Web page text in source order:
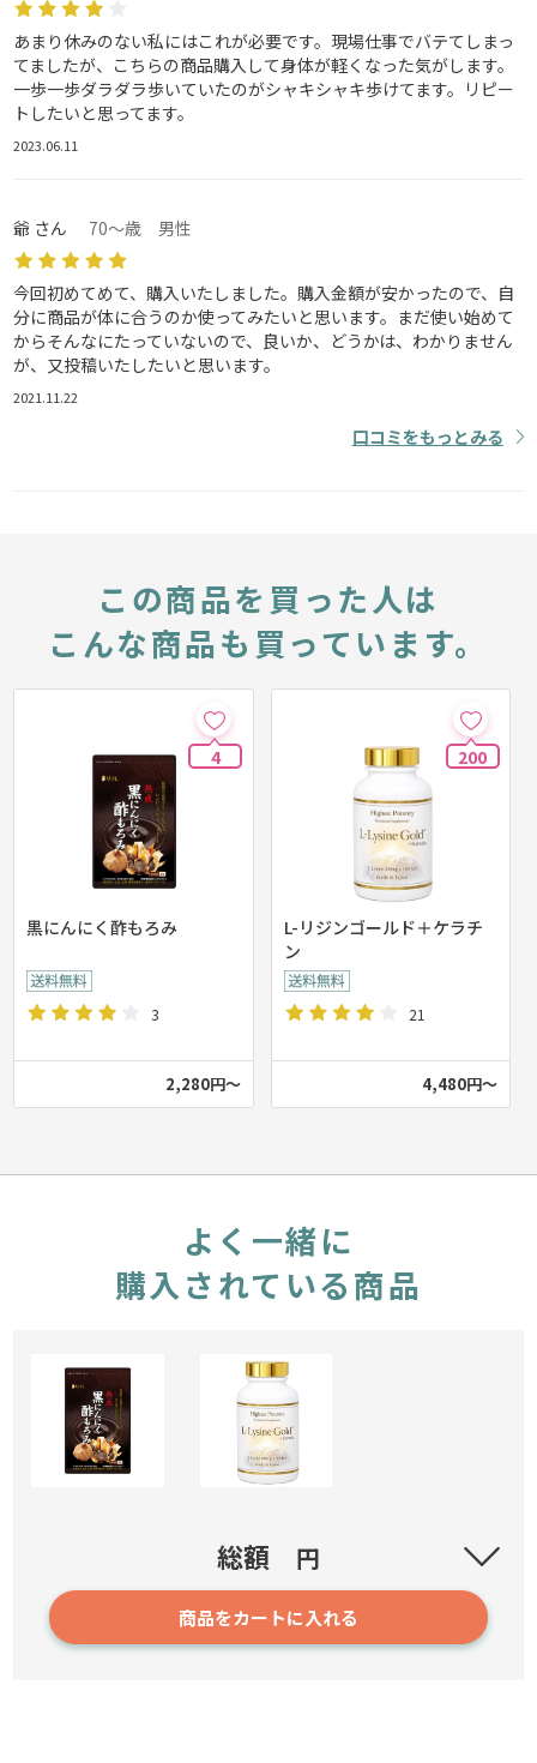
あまり休みのない私にはこれが必要です。現場仕事でバテてしまっ
てましたが、こちらの商品購入して身体が軽くなった気がします。
一歩一歩ダラダラ歩いていたのがシャキシャキ歩けてます。リピー
トしたいと思ってます。
2023.06.11
爺 さん 70～歳 男性
今回初めてめて、購入いたしました。購入金額が安かったので、自
分に商品が体に合うのか使ってみたいと思います。まだ使い始めて
からそんなにたっていないので、良いか、どうかは、わかりません
が、又投稿いたしたいと思います。
2021.11.22
口コミをもっとみる
この商品を買った人は
こんな商品も買っています。
4
黒にんにく酢もろみ
3
2,280円～
200
L-リジンゴールド＋ケラチ
ン
21
4,480円～
よく一緒に
購入されている商品
3
2,280円～
総額 円
商品をカートに入れる